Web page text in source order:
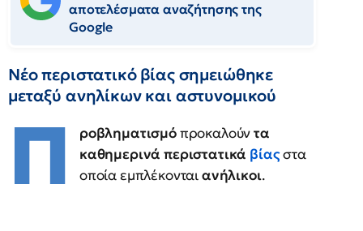
αποτελέσματα αναζήτησης της
Google
Νέο περιστατικό βίας σημειώθηκε
μεταξύ ανηλίκων και αστυνομικού
Π ροβληματισμόπροκαλούντα
καθημερινά περιστατικά βίαςστα
οποία εμπλέκονταιανήλικοι.